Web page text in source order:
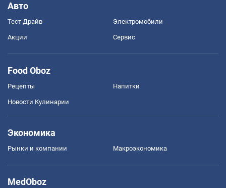
Авто
Тест Драйв Электромобили
Акции Сервис
Food Oboz
Рецепты Напитки
Новости Кулинарии
Экономика
Рынки и компании Mакроэкономика
MedOboz